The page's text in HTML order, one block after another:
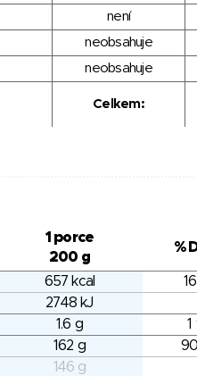
není
neobsahuje
neobsahuje
Celkem:
1 porce
200 g
%
657 kcal
2748 kJ
1.6 g
1
162 g
146 g